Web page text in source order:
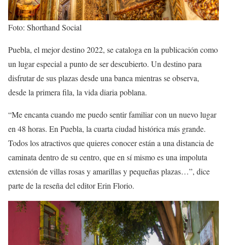
Foto: Shorthand Social
Puebla, el mejor destino 2022, se cataloga en la publicación como
un lugar especial a punto de ser descubierto. Un destino para
disfrutar de sus plazas desde una banca mientras se observa,
desde la primera fila, la vida diaria poblana.
“Me encanta cuando me puedo sentir familiar con un nuevo lugar
en 48 horas. En Puebla, la cuarta ciudad histórica más grande.
Todos los atractivos que quieres conocer están a una distancia de
caminata dentro de su centro, que en sí mismo es una impoluta
extensión de villas rosas y amarillas y pequeñas plazas…”, dice
parte de la reseña del editor Erin Florio.